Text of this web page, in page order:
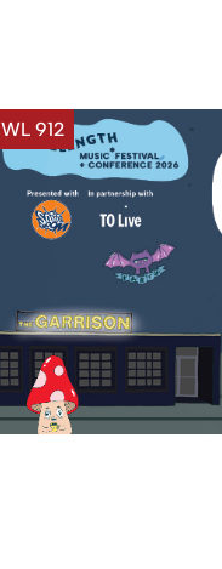
WL 912